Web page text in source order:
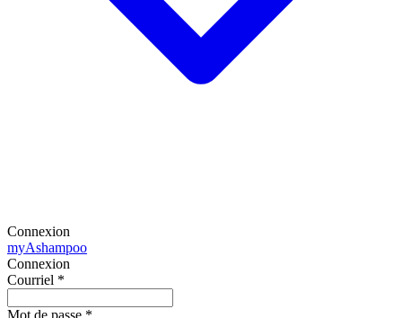
Connexion
myAshampoo
Connexion
Courriel *
Mot de passe *